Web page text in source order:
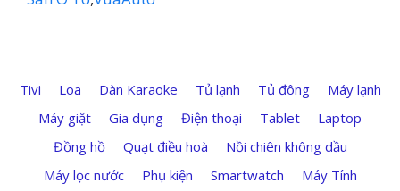
Tivi Loa Dàn Karaoke Tủ lạnh Tủ đông
Máy lạnh
Máy giặt
Gia dụng Điện thoại Tablet
Laptop
Đồng hồ
Quạt điều hoà
Nồi chiên không dầu
Máy lọc nước
Phụ kiện Smartwatch
Máy Tính